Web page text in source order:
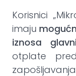
Korisnici
imaju
iznosa
otplate